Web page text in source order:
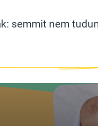
semmit nem